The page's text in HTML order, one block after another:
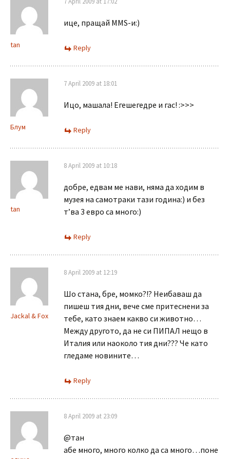
tan
ице, пращай MMS-и:)
Reply
Блум
7 April 2009 at 18:01
Ицо, машала! Егешегедре и гас! :>>>
Reply
tan
8 April 2009 at 10:18
добре, едвам ме нави, няма да ходим в
музея на самотраки тази година:) и без
т’ва 3 евро са много:)
Reply
Jackal & Fox
8 April 2009 at 12:19
Шо стана, бре, момко?!? Неибаваш да
пишеш тия дни, вече сме притеснени за
тебе, като знаем какво си животно…
Между другото, да не си ПИПАЛ нещо в
Италия или наоколо тия дни??? Че като
гледаме новините…
Reply
8 April 2009 at 23:09
@тан
абе много, много колко да са много…поне